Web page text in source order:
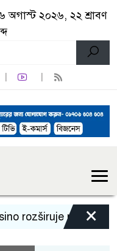
অগাস্ট ২০২৬, ২২ শ্রাবণ
ponuku a
×